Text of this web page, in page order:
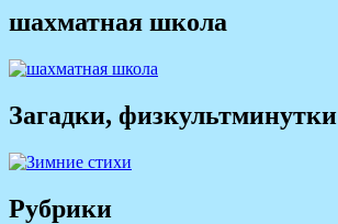
шахматная школа
Загадки, физкультминутки
Рубрики